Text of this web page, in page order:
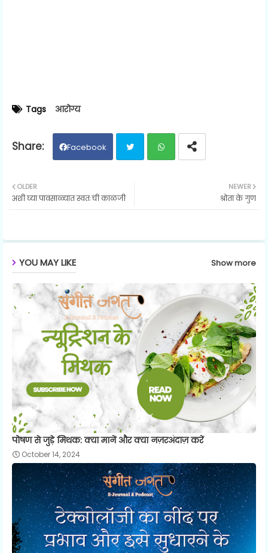
Tags आरोग्य
Facebook
ter
NEWER
श्रोता के गुण
OLDER
अशी घ्या पावसाळ्यात स्वतःची काळजी
YOU MAY LIKE Show more
पोषण से जुड़े मिथक: क्या मानें और क्या नज़रअंदाज़ करें
October 14, 2024